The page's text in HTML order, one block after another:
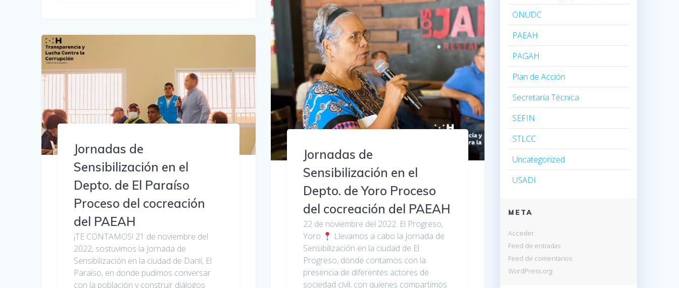
Jornadas de
Sensibilización en el
Depto. de Yoro Proceso
del cocreación del PAEAH
22 de noviembre del 2022. El Progreso,
Yoro
Llevamos a cabo la Jornada de
Sensibilización en la ciudad de El
Progreso, donde contamos con la
presencia de diferentes actores de
sociedad civil; con quienes compartimos
Jornadas de
Sensibilización en el
Depto. de El Paraíso
Proceso del cocreación
del PAEAH
¡TE CONTAMOS! 21 de noviembre del
2022, sostuvimos la Jornada de
Sensibilización en la ciudad de Danlí, El
Paraíso, en donde pudimos conversar
con la población y construir diálogos
ONUDC
PAEAH
PAGAH
Plan de Acción
Secretaría Técnica
SEFIN
STLCC
Uncategorized
USADI
META
Acceder
Feed de entradas
Feed de comentarios
WordPress.org